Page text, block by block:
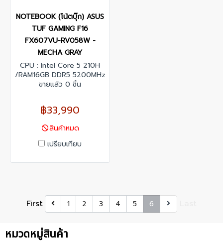
NOTEBOOK (โน้ตบุ๊ก) ASUS
TUF GAMING F16
FX607VU-RV058W -
MECHA GRAY
CPU : Intel Core 5 210H
/RAM16GB DDR5 5200MHz
/512GB PCIe 4/NVMe M.2
1200, WUXGA) 165Hz IPS-
level 300nits G-Sync/Nvidia
GeForce RTX 4050 6GB
GDDR6/ Windows 11 Home
ขายแล้ว 0 ชิ้น
฿33,990
สินค้าหมด
เปรียบเทียบ
First 1 2 3 4 5 6
หมวดหมู่สินค้า